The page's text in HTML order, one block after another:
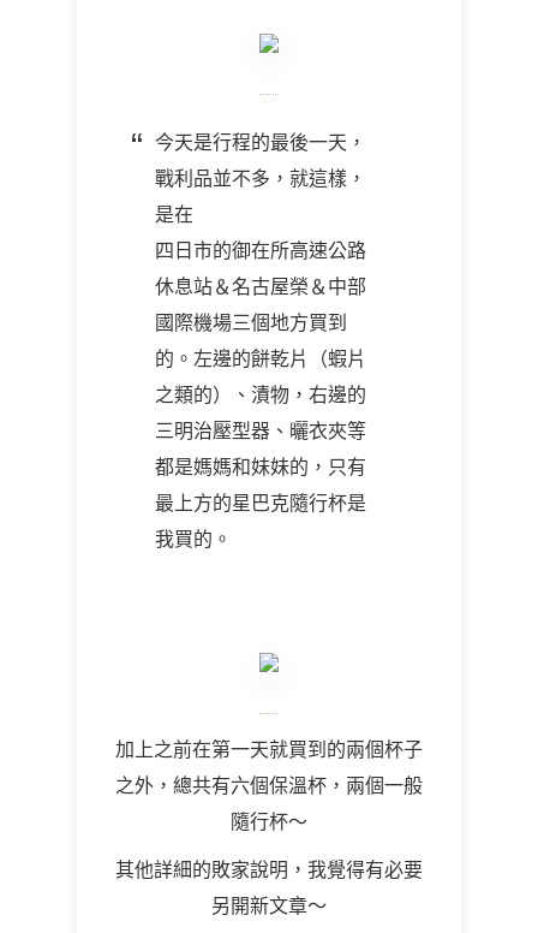
今天是行程的最後一天，
戰利品並不多，就這樣，
是在
四日市的御在所高速公路
休息站＆名古屋榮＆中部
國際機場三個地方買到
的。左邊的餅乾片（蝦片
之類的）、漬物，右邊的
三明治壓型器、曬衣夾等
都是媽媽和妹妹的，只有
最上方的星巴克隨行杯是
我買的。
加上之前在第一天就買到的兩個杯子
之外，總共有六個保溫杯，兩個一般
隨行杯～
其他詳細的敗家說明，我覺得有必要
另開新文章～